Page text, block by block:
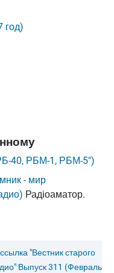
год)
40, РБМ-1, РБМ-5")
- мир
Радiоаматор.
"Вестник старого
Выпуск 311 (Февраль